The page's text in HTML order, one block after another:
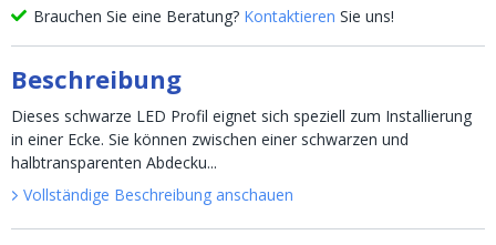
Brauchen Sie eine Beratung? Kontaktieren Sie uns!
Beschreibung
Dieses schwarze LED Profil eignet sich speziell zum Installierung
in einer Ecke. Sie können zwischen einer schwarzen und
halbtransparenten Abdecku...
Vollständige Beschreibung anschauen